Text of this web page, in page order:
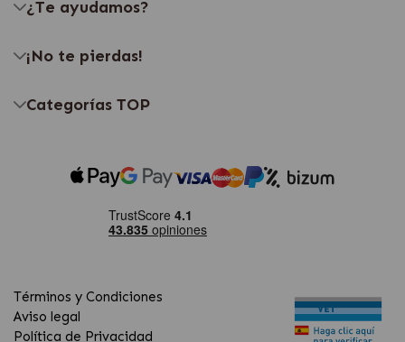
¿Te ayudamos?
¡No te pierdas!
Categorías TOP
Términos y Condiciones
Aviso legal
Política de Privacidad